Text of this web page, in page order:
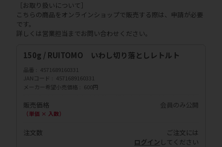
［お取り扱いについて］
こちらの商品をオンラインショップで販売する際は、申請が必要
です。
詳しくは営業担当までお問い合わせください。
150g / RUITOMO いわし切り落としレトルト
品番
4571689160331
JANコード
4571689160331
メーカー希望小売価格
600円
販売価格
（単価 × 入数）
会員のみ公開
注文数
ご注文には
ログイン してください